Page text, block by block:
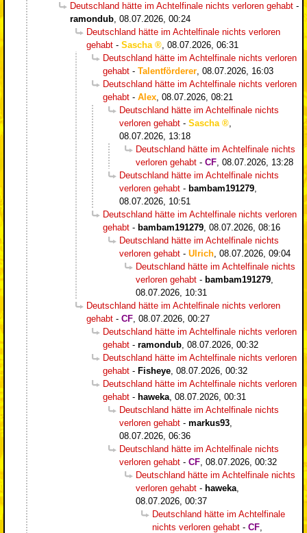
Deutschland hätte im Achtelfinale nichts verloren gehabt -
ramondub, 08.07.2026, 00:24
Deutschland hätte im Achtelfinale nichts verloren
gehabt - Sascha , 08.07.2026, 06:31
Deutschland hätte im Achtelfinale nichts verloren
gehabt - Talentförderer, 08.07.2026, 16:03
Deutschland hätte im Achtelfinale nichts verloren
gehabt - Alex, 08.07.2026, 08:21
Deutschland hätte im Achtelfinale nichts
verloren gehabt - Sascha
,
08.07.2026, 13:18
Deutschland hätte im Achtelfinale nichts
verloren gehabt - CF, 08.07.2026, 13:28
Deutschland hätte im Achtelfinale nichts
verloren gehabt - bambam191279,
08.07.2026, 10:51
Deutschland hätte im Achtelfinale nichts verloren
gehabt - bambam191279, 08.07.2026, 08:16
Deutschland hätte im Achtelfinale nichts
verloren gehabt - Ulrich, 08.07.2026, 09:04
Deutschland hätte im Achtelfinale nichts
verloren gehabt - bambam191279,
08.07.2026, 10:31
Deutschland hätte im Achtelfinale nichts verloren
gehabt - CF, 08.07.2026, 00:27
Deutschland hätte im Achtelfinale nichts verloren
gehabt - ramondub, 08.07.2026, 00:32
Deutschland hätte im Achtelfinale nichts verloren
gehabt - Fisheye, 08.07.2026, 00:32
Deutschland hätte im Achtelfinale nichts verloren
gehabt - haweka, 08.07.2026, 00:31
Deutschland hätte im Achtelfinale nichts
verloren gehabt - markus93,
08.07.2026, 06:36
Deutschland hätte im Achtelfinale nichts
verloren gehabt - CF, 08.07.2026, 00:32
Deutschland hätte im Achtelfinale nichts
verloren gehabt - haweka,
08.07.2026, 00:37
Deutschland hätte im Achtelfinale
nichts verloren gehabt - CF,